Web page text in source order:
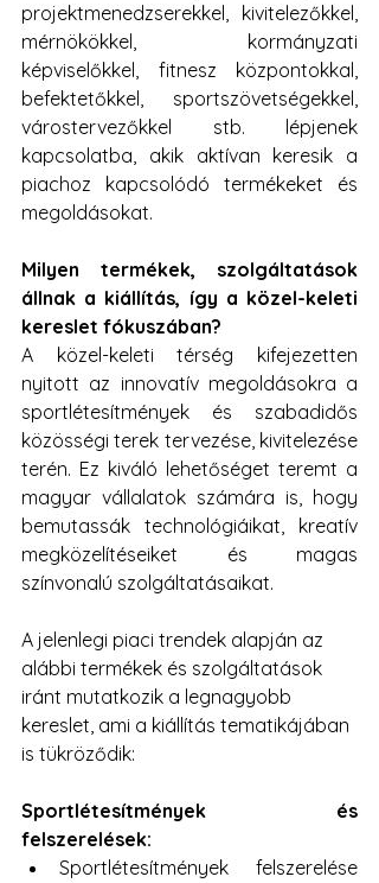
projektmenedzserekkel, kivitelezőkkel,
mérnökökkel, kormányzati
képviselőkkel, fitnesz központokkal,
befektetőkkel, sportszövetségekkel,
várostervezőkkel stb. lépjenek
kapcsolatba, akik aktívan keresik a
piachoz kapcsolódó termékeket és
megoldásokat.
Milyen termékek, szolgáltatások
állnak a kiállítás, így a közel-keleti
kereslet fókuszában?
A közel-keleti térség kifejezetten
nyitott az innovatív megoldásokra a
sportlétesítmények és szabadidős
közösségi terek tervezése, kivitelezése
terén. Ez kiváló lehetőséget teremt a
magyar vállalatok számára is, hogy
bemutassák technológiáikat, kreatív
megközelítéseiket és magas
színvonalú szolgáltatásaikat.
A jelenlegi piaci trendek alapján az
alábbi termékek és szolgáltatások
iránt mutatkozik a legnagyobb
kereslet, ami a kiállítás tematikájában
is tükröződik:
Sportlétesítmények és
felszerelések:
Sportlétesítmények felszerelése